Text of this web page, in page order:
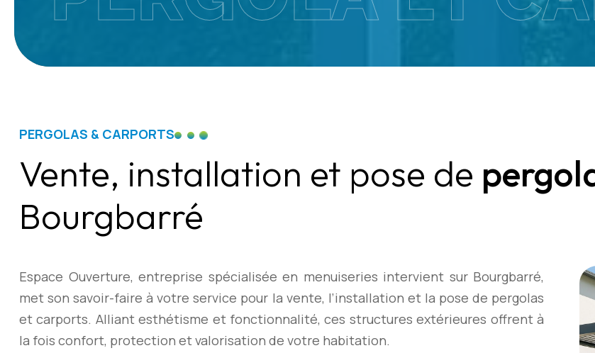
PERGOLAS & CARPORTS
Vente, installation et pose de
Bourgbarré
Espace Ouverture, entreprise spécialisée en menuiseries intervient sur Bourgbarré,
met son savoir-faire à votre service pour la vente, l’installation et la pose de pergolas
et carports. Alliant esthétisme et fonctionnalité, ces structures extérieures offrent à
la fois confort, protection et valorisation de votre habitation.